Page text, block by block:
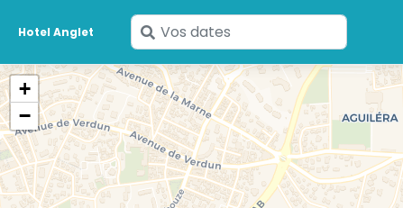
Hotel Anglet
Saisissez
vos
dates
+
−